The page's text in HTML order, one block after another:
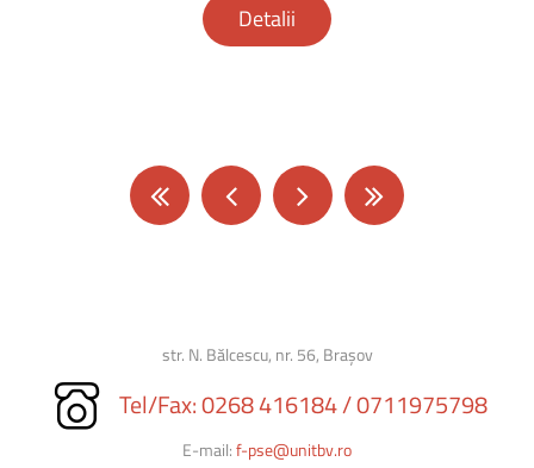
Detalii
str. N. Bălcescu, nr. 56, Brașov
Tel/Fax: 0268 416184/ 0711975798
E-mail:f-pse@unitbv.ro